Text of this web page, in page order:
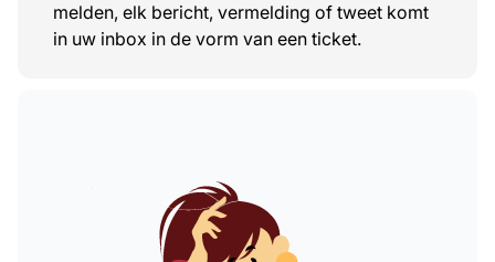
melden, elk bericht, vermelding of tweet komt
in uw inbox in de vorm van een ticket.